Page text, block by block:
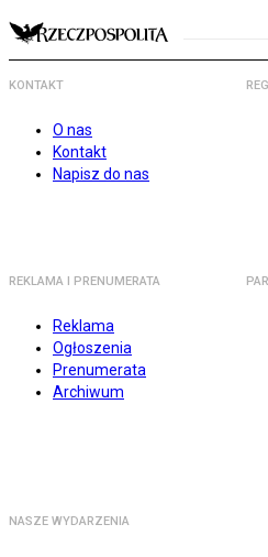
KONTAKT
O nas
Kontakt
Napisz do nas
REKLAMA I PRENUMERATA
Reklama
Ogłoszenia
Prenumerata
Archiwum
NASZE WYDARZENIA